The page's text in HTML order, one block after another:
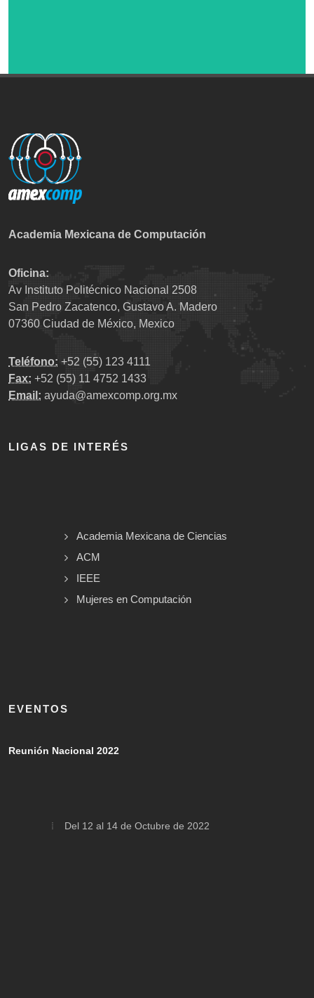
Academia Mexicana de Computación
Oficina:
Av Instituto Politécnico Nacional 2508
San Pedro Zacatenco, Gustavo A. Madero
07360 Ciudad de México, Mexico
Teléfono: +52 (55) 123 4111
Fax: +52 (55) 11 4752 1433
Email: ayuda@amexcomp.org.mx
LIGAS DE INTERÉS
Academia Mexicana de Ciencias
ACM
IEEE
Mujeres en Computación
EVENTOS
Reunión Nacional 2022
Del 12 al 14 de Octubre de 2022